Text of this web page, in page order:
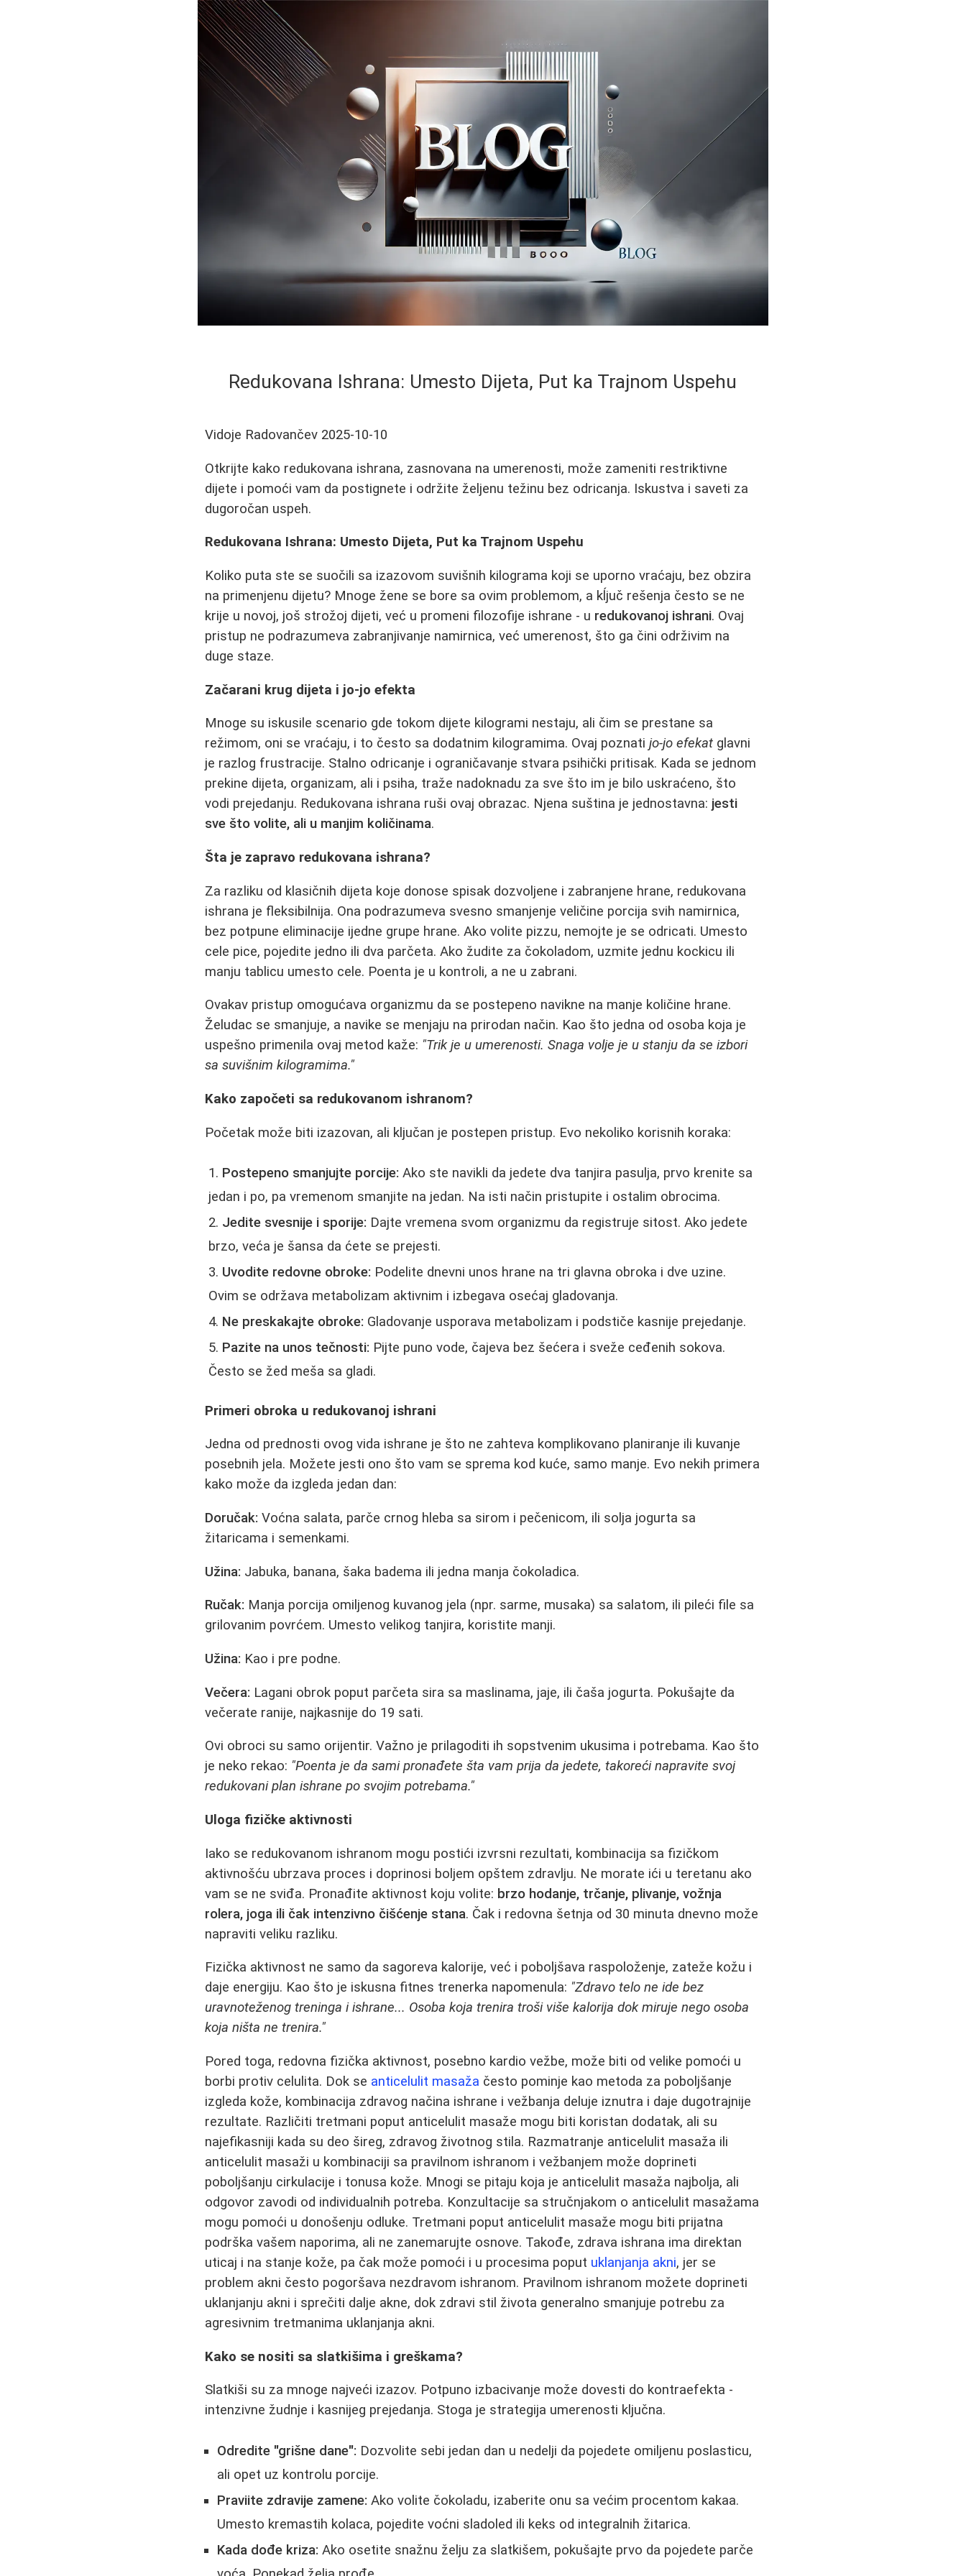
Redukovana Ishrana: Umesto Dijeta, Put ka Trajnom Uspehu
Vidoje Radovančev 2025-10-10
Otkrijte kako redukovana ishrana, zasnovana na umerenosti, može zameniti restriktivne
dijete i pomoći vam da postignete i održite željenu težinu bez odricanja. Iskustva i saveti za
dugoročan uspeh.
Redukovana Ishrana: Umesto Dijeta, Put ka Trajnom Uspehu
Koliko puta ste se suočili sa izazovom suvišnih kilograma koji se uporno vraćaju, bez obzira
na primenjenu dijetu? Mnoge žene se bore sa ovim problemom, a kĺjuč rešenja često se ne
krije u novoj, još strožoj dijeti, već u promeni filozofije ishrane - u redukovanoj ishrani. Ovaj
pristup ne podrazumeva zabranjivanje namirnica, već umerenost, što ga čini održivim na
duge staze.
Začarani krug dijeta i jo-jo efekta
Mnoge su iskusile scenario gde tokom dijete kilogrami nestaju, ali čim se prestane sa
režimom, oni se vraćaju, i to često sa dodatnim kilogramima. Ovaj poznatijo-jo efekat glavni
je razlog frustracije. Stalno odricanje i ograničavanje stvara psihički pritisak. Kada se jednom
prekine dijeta, organizam, ali i psiha, traže nadoknadu za sve što im je bilo uskraćeno, što
vodi prejedanju. Redukovana ishrana ruši ovaj obrazac. Njena suština je jednostavna: jesti
sve što volite, ali u manjim količinama.
Šta je zapravo redukovana ishrana?
Za razliku od klasičnih dijeta koje donose spisak dozvoljene i zabranjene hrane, redukovana
ishrana je fleksibilnija. Ona podrazumeva svesno smanjenje veličine porcija svih namirnica,
bez potpune eliminacije ijedne grupe hrane. Ako volite pizzu, nemojte je se odricati. Umesto
cele pice, pojedite jedno ili dva parčeta. Ako žudite za čokoladom, uzmite jednu kockicu ili
manju tablicu umesto cele. Poenta je u kontroli, a ne u zabrani.
Ovakav pristup omogućava organizmu da se postepeno navikne na manje količine hrane.
Želudac se smanjuje, a navike se menjaju na prirodan način. Kao što jedna od osoba koja je
uspešno primenila ovaj metod kaže: "Trik je u umerenosti. Snaga volje je u stanju da se izbori
sa suvišnim kilogramima."
Kako započeti sa redukovanom ishranom?
Početak može biti izazovan, ali ključan je postepen pristup. Evo nekoliko korisnih koraka:
Postepeno smanjujte porcije: Ako ste navikli da jedete dva tanjira pasulja, prvo krenite sa
jedan i po, pa vremenom smanjite na jedan. Na isti način pristupite i ostalim obrocima.
Jedite svesnije i sporije: Dajte vremena svom organizmu da registruje sitost. Ako jedete
brzo, veća je šansa da ćete se prejesti.
Uvodite redovne obroke: Podelite dnevni unos hrane na tri glavna obroka i dve uzine.
Ovim se održava metabolizam aktivnim i izbegava osećaj gladovanja.
Ne preskakajte obroke: Gladovanje usporava metabolizam i podstiče kasnije prejedanje.
Pazite na unos tečnosti: Pijte puno vode, čajeva bez šećera i sveže ceđenih sokova.
Često se žed meša sa gladi.
Primeri obroka u redukovanoj ishrani
Jedna od prednosti ovog vida ishrane je što ne zahteva komplikovano planiranje ili kuvanje
posebnih jela. Možete jesti ono što vam se sprema kod kuće, samo manje. Evo nekih primera
kako može da izgleda jedan dan:
Doručak: Voćna salata, parče crnog hleba sa sirom i pečenicom, ili solja jogurta sa
žitaricama i semenkami.
Užina: Jabuka, banana, šaka badema ili jedna manja čokoladica.
Ručak: Manja porcija omiljenog kuvanog jela (npr. sarme, musaka) sa salatom, ili pileći file sa
grilovanim povrćem. Umesto velikog tanjira, koristite manji.
Užina: Kao i pre podne.
Večera: Lagani obrok poput parčeta sira sa maslinama, jaje, ili čaša jogurta. Pokušajte da
večerate ranije, najkasnije do 19 sati.
Ovi obroci su samo orijentir. Važno je prilagoditi ih sopstvenim ukusima i potrebama. Kao što
je neko rekao: "Poenta je da sami pronađete šta vam prija da jedete, takoreći napravite svoj
redukovani plan ishrane po svojim potrebama."
Uloga fizičke aktivnosti
Iako se redukovanom ishranom mogu postići izvrsni rezultati, kombinacija sa fizičkom
aktivnošću ubrzava proces i doprinosi boljem opštem zdravlju. Ne morate ići u teretanu ako
vam se ne sviđa. Pronađite aktivnost koju volite: brzo hodanje, trčanje, plivanje, vožnja
rolera, joga ili čak intenzivno čišćenje stana. Čak i redovna šetnja od 30 minuta dnevno može
napraviti veliku razliku.
Fizička aktivnost ne samo da sagoreva kalorije, već i poboljšava raspoloženje, zateže kožu i
daje energiju. Kao što je iskusna fitnes trenerka napomenula: "Zdravo telo ne ide bez
uravnoteženog treninga i ishrane... Osoba koja trenira troši više kalorija dok miruje nego osoba
koja ništa ne trenira."
Pored toga, redovna fizička aktivnost, posebno kardio vežbe, može biti od velike pomoći u
borbi protiv celulita. Dok se anticelulit masaža često pominje kao metoda za poboljšanje
izgleda kože, kombinacija zdravog načina ishrane i vežbanja deluje iznutra i daje dugotrajnije
rezultate. Različiti tretmani poput anticelulit masaže mogu biti koristan dodatak, ali su
najefikasniji kada su deo šireg, zdravog životnog stila. Razmatranje anticelulit masaža ili
anticelulit masaži u kombinaciji sa pravilnom ishranom i vežbanjem može doprineti
poboljšanju cirkulacije i tonusa kože. Mnogi se pitaju koja je anticelulit masaža najbolja, ali
odgovor zavodi od individualnih potreba. Konzultacije sa stručnjakom o anticelulit masažama
mogu pomoći u donošenju odluke. Tretmani poput anticelulit masaže mogu biti prijatna
podrška vašem naporima, ali ne zanemarujte osnove. Takođe, zdrava ishrana ima direktan
uticaj i na stanje kože, pa čak može pomoći i u procesima poput uklanjanja akni, jer se
problem akni često pogoršava nezdravom ishranom. Pravilnom ishranom možete doprineti
uklanjanju akni i sprečiti dalje akne, dok zdravi stil života generalno smanjuje potrebu za
agresivnim tretmanima uklanjanja akni.
Kako se nositi sa slatkišima i greškama?
Slatkiši su za mnoge najveći izazov. Potpuno izbacivanje može dovesti do kontraefekta -
intenzivne žudnje i kasnijeg prejedanja. Stoga je strategija umerenosti ključna.
Odredite "grišne dane": Dozvolite sebi jedan dan u nedelji da pojedete omiljenu poslasticu,
ali opet uz kontrolu porcije.
Praviite zdravije zamene: Ako volite čokoladu, izaberite onu sa većim procentom kakaa.
Umesto kremastih kolaca, pojedite voćni sladoled ili keks od integralnih žitarica.
Kada dođe kriza: Ako osetite snažnu želju za slatkišem, pokušajte prvo da pojedete parče